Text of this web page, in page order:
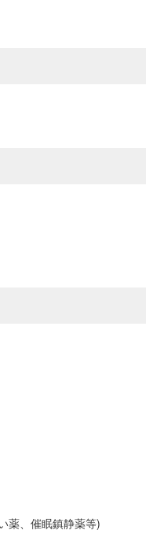
薬、催眠鎮静薬等)